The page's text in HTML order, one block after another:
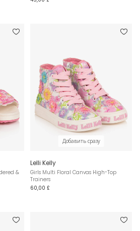
&
Добавить сразу
Lelli Kelly
Girls Multi Floral Canvas High-Top
Trainers
60,00 £